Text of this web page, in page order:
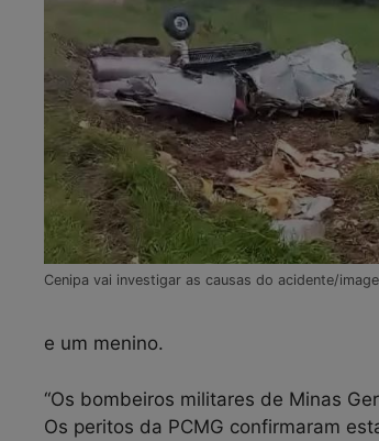
Cenipa vai investigar as causas do acidente/
e um menino.
“Os bombeiros militares de Minas
Os peritos da PCMG confirmaram